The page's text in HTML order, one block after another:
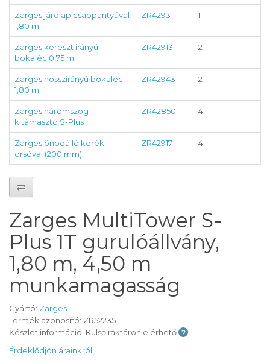
Zarges járólap csappantyúval
1,80 m
ZR42931 1
Zarges kereszt irányú
bokaléc 0,75 m
ZR42913 2
Zarges hosszirányú bokaléc
1,80 m
ZR42943 2
Zarges háromszög
kitámasztó S-Plus
ZR42850 4
Zarges önbeálló kerék
orsóval (200 mm)
ZR42917 4
Zarges MultiTower S-
Plus 1T gurulóállvány,
1,80 m, 4,50 m
munkamagasság
Gyártó: Zarges
Termék azonosító: ZR52235
Készlet információ: Külső raktáron elérhető
Érdeklődjön árainkról